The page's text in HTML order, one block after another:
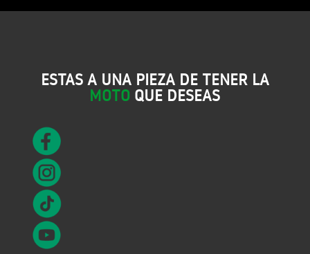
ESTAS A UNA PIEZA DE TENER LA
MOTO QUE DESEAS